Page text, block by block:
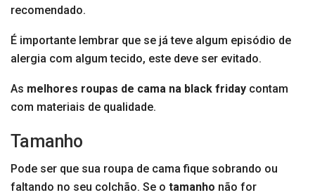
recomendado.
É importante lembrar que se já teve algum episódio de
alergia com algum tecido, este deve ser evitado.
As melhores roupas de cama na black friday contam
com materiais de qualidade.
Tamanho
Pode ser que sua roupa de cama fique sobrando ou
faltando no seu colchão. Se o tamanho não for